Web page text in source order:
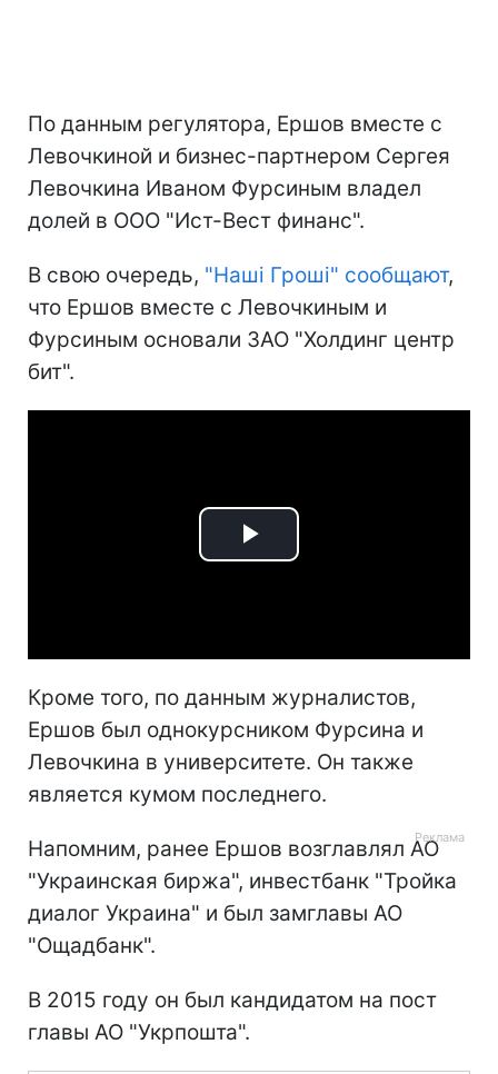
По данным регулятора, Ершов вместе с
Левочкиной и бизнес-партнером Сергея
Левочкина Иваном Фурсиным владел
долей в ООО "Ист-Вест финанс".
В свою очередь, "Наші Гроші" сообщают,
что Ершов вместе с Левочкиным и
Фурсиным основали ЗАО "Холдинг центр
бит".
Play
Кроме того, по данным журналистов,
Ершов был однокурсником Фурсина и
Левочкина в университете. Он также
является кумом последнего.
Напомним, ранее Ершов возглавлял АО
"Украинская биржа", инвестбанк "Тройка
диалог Украина" и был замглавы АО
"Ощадбанк".
В 2015 году он был кандидатом на пост
главы АО "Укрпошта".